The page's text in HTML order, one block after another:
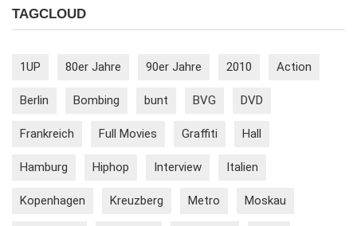
TAGCLOUD
1UP 80er Jahre 90er Jahre 2010 Action
Berlin Bombing bunt BVG DVD
Frankreich Full Movies Graffiti Hall
Hamburg Hiphop Interview Italien
Kopenhagen Kreuzberg Metro Moskau